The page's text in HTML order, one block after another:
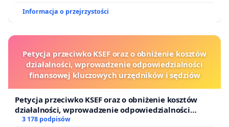
Informacja o przejrzystości
Petycja przeciwko KSEF oraz o obniżenie kosztów
działalności, wprowadzenie odpowiedzialności
finansowej kluczowych urzędników i sędziów
Petycja przeciwko KSEF oraz o obniżenie kosztów
działalności, wprowadzenie odpowiedzialności
finansowej kluczowych urzędników i sędziów
3 178 podpisów